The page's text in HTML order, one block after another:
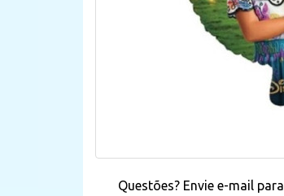
Questões? Envie e-mail para